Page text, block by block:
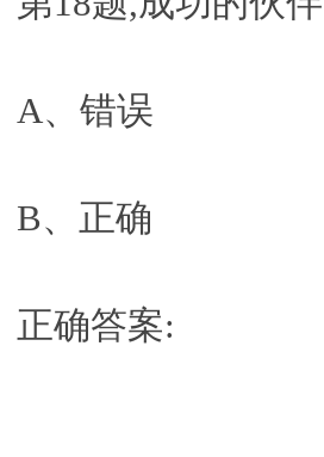
A、错误
B、正确
正确答案: